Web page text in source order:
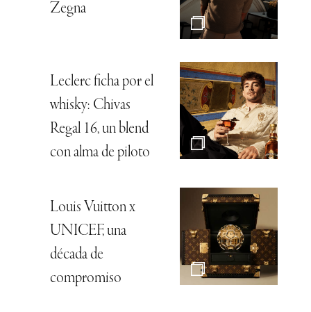
Zegna
Leclerc ficha por el
whisky: Chivas
Regal 16, un blend
con alma de piloto
Louis Vuitton x
UNICEF, una
década de
compromiso